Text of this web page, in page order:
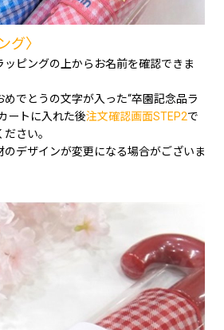
グ〉
ピングの上からお名前を確認できま
でとうの文字が入った“卒園記念品ラ
ートに入れた後注文確認画面STEP2で
さい。
デザインが変更になる場合がございま